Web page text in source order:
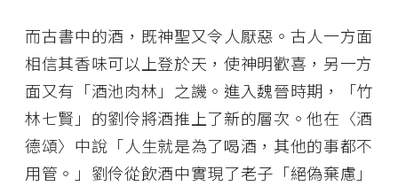
而古書中的酒，既神聖又令人厭惡。古人一方面
相信其香味可以上登於天，使神明歡喜，另一方
面又有「酒池肉林」之譏。進入魏晉時期，「竹
林七賢」的劉伶將酒推上了新的層次。他在〈酒
德頌〉中說「人生就是為了喝酒，其他的事都不
用管。」劉伶從飲酒中實現了老子「絕偽棄慮」